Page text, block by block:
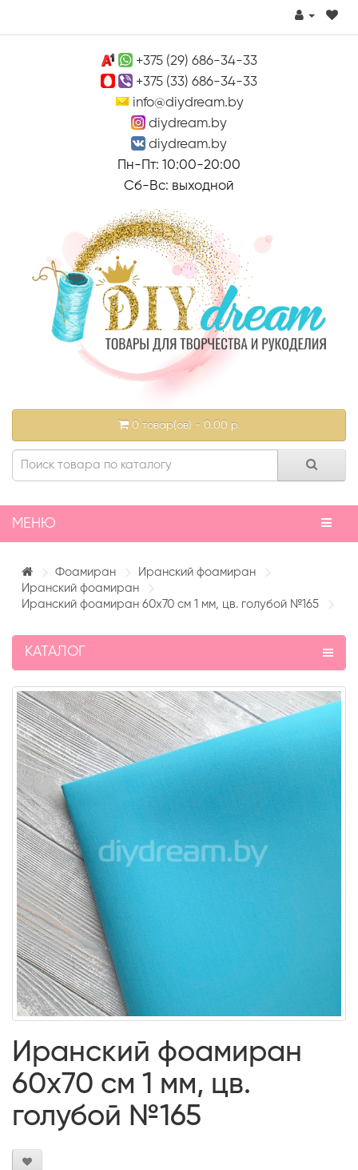
+375 (29) 686-34-33
+375 (33) 686-34-33
info@diydream.by
diydream.by
diydream.by
Пн-Пт: 10:00-20:00
Сб-Вс: выходной
0 товар(ов) - 0.00 р.
МЕНЮ
Фоамиран
Иранский фоамиран
Иранский фоамиран
Иранский фоамиран 60х70 см 1 мм, цв. голубой №165
КАТАЛОГ
Иранский фоамиран
60х70 см 1 мм, цв.
голубой №165